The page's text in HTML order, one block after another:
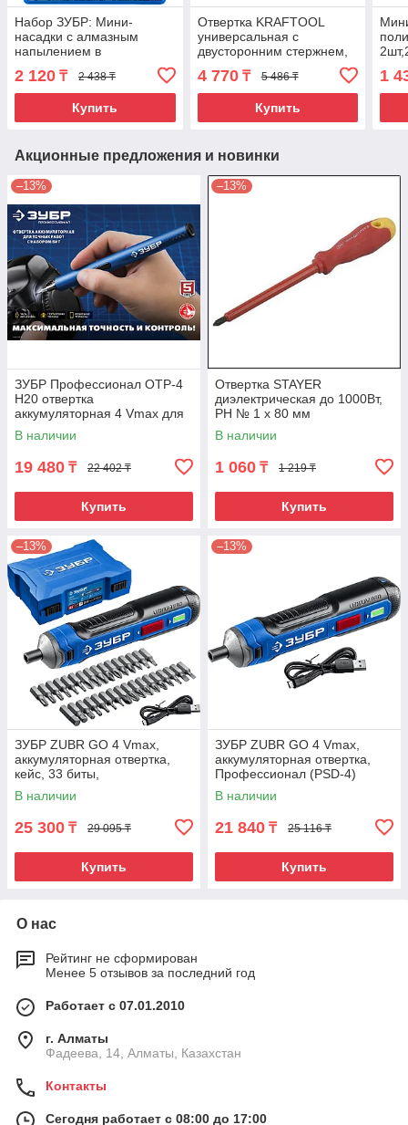
Набор ЗУБР: Мини-
насадки с алмазным
напылением в
пластиковом боксе,
P=180, хвостовик d=3мм,
10 предметов
2 120 ₸ 2 438 ₸
Купить
Отвертка KRAFTOOL
универсальная с
двусторонним стержнем,
PH № 0-1-2-3, PZ № 1-2-3,
SL 6мм, 8-в-1
4 770₸ 5 486 ₸
Купить
1
Акционные предложения и новинки
–13%
ЗУБР Профессионал ОТР-4
Н20 отвертка
аккумуляторная 4 Vmax для
точных работ с набором 20
бит
В наличии
19 480 ₸ 22 402 ₸
Купить
–13%
Отвертка STAYER
диэлектрическая до 1000Вт,
PH № 1 х 80 мм
В наличии
1 060 ₸ 1 219 ₸
Купить
–13%
ЗУБР ZUBR GO 4 Vmax,
аккумуляторная отвертка,
кейс, 33 биты,
Профессионал (PSD-4S)
В наличии
25 300 ₸ 29 095 ₸
Купить
–13%
ЗУБР ZUBR GO 4 Vmax,
аккумуляторная отвертка,
Профессионал (PSD-4)
В наличии
21 840 ₸ 25 116 ₸
Купить
О нас
Рейтинг не сформирован
Менее 5 отзывов за последний год
Работает с 07.01.2010
г. Алматы
Фадеева, 14, Алматы, Казахстан
Контакты
Сегодня работает с 08:00 до 17:00